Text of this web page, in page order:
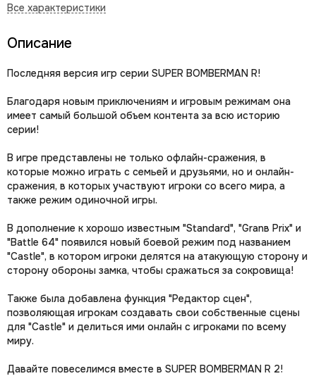
Описание
Последняя версия игр серии SUPER BOMBERMAN R!
Благодаря новым приключениям и игровым режимам она
имеет самый большой объем контента за всю историю
серии!
В игре представлены не только офлайн-сражения, в
которые можно играть с семьей и друзьями, но и онлайн-
сражения, в которых участвуют игроки со всего мира, а
также режим одиночной игры.
В дополнение к хорошо известным "Standard", "Granв Prix" и
"Battle 64" появился новый боевой режим под названием
"Castle", в котором игроки делятся на атакующую сторону и
сторону обороны замка, чтобы сражаться за сокровища!
Также была добавлена функция "Редактор сцен",
позволяющая игрокам создавать свои собственные сцены
для "Castle" и делиться ими онлайн с игроками по всему
миру.
Давайте повеселимся вместе в SUPER BOMBERMAN R 2!